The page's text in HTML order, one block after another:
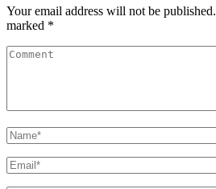
Your email address will not be published.
marked *